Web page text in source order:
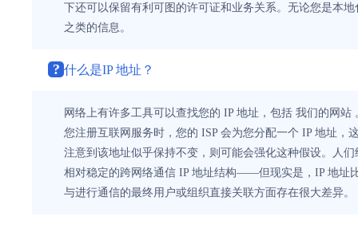
下还可以保留有利可图的许可证和业务关系。无论您是本
之类的信息。
? 什么是IP 地址？
网络上有许多工具可以查找您的 IP 地址，包括 我们的网
您注册互联网服务时，您的 ISP 会为您分配一个 IP 地址，
注意到该地址似乎保持不变，则可能会强化这种假设。人
相对稳定的跨网络通信 IP 地址结构——但现实是，IP 地址
与进行通信的最终用户或组织直接关联方面存在很大差异。